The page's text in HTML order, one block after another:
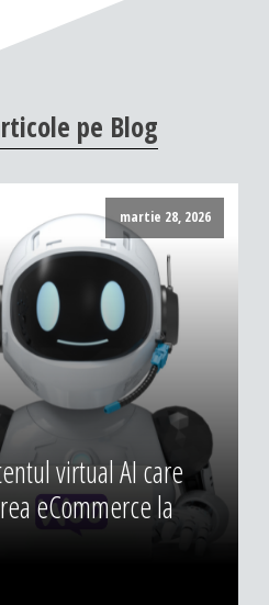
pe Blog
martie 28, 2026
virtual AI care
eCommerce la